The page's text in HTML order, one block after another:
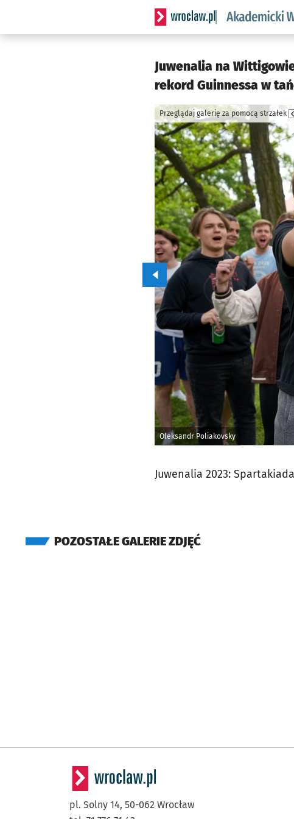
Serwis informacyjny wroclaw.pl
Juwenalia na
rekord Guinnessa w
Oleksandr Poliakovsky
Przeglądaj galerię za pomocą strzałek
Przejdź do poprzedniego zdjęcia.
Juwenalia 2023:
POZOSTAŁE GALERIE ZDJĘĆ
pl. Solny 14, 50-062 Wrocław